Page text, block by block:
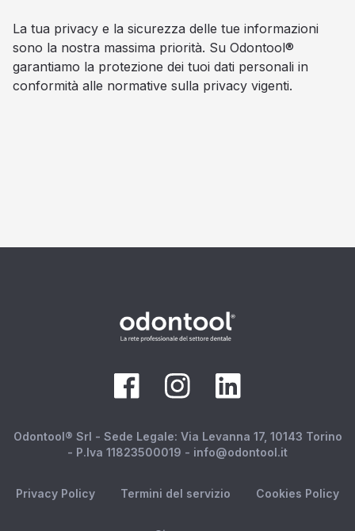
La tua privacy e la sicurezza delle tue informazioni
sono la nostra massima priorità. Su Odontool®
garantiamo la protezione dei tuoi dati personali in
conformità alle normative sulla privacy vigenti.
Odontool® Srl - Sede Legale: Via Levanna 17, 10143 Torino
- P.Iva 11823500019 - info@odontool.it
Privacy Policy Termini del servizio Cookies Policy